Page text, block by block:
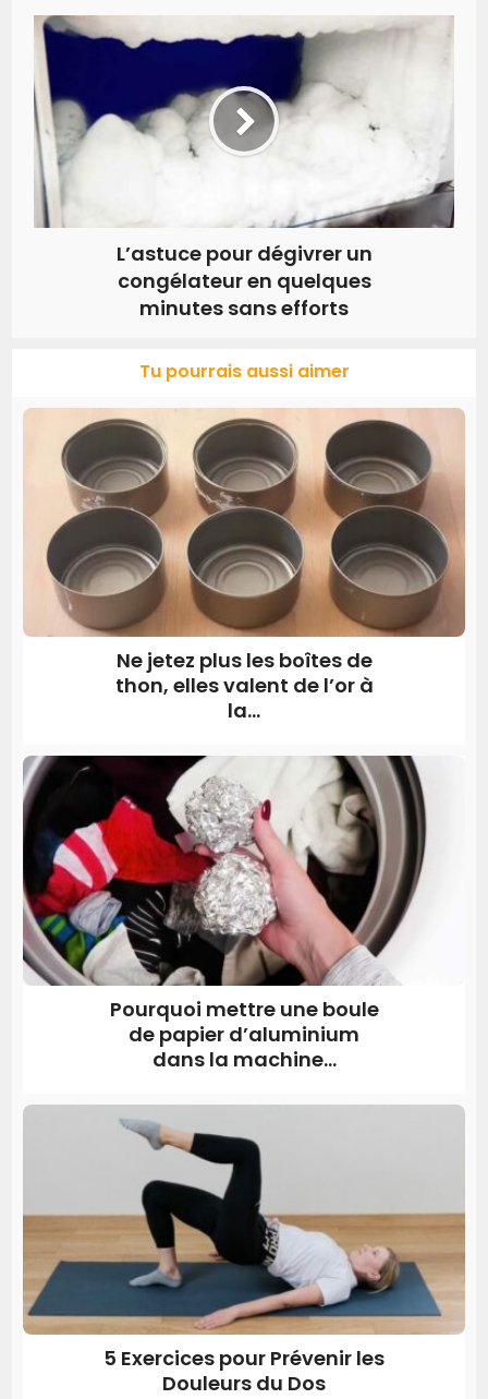
L’astuce pour dégivrer un
congélateur en quelques
minutes sans efforts
Tu pourrais aussi aimer
Ne jetez plus les boîtes de
thon, elles valent de l’or à
la...
Pourquoi mettre une boule
de papier d’aluminium
dans la machine...
5 Exercices pour Prévenir les
Douleurs du Dos